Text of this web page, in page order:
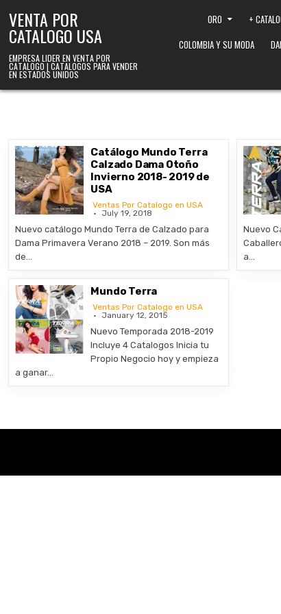
VENTA POR
CATALOGO USA
EMPRESA LIDER EN VENTA POR
CATALOGO | CATALOGOS PARA VENDER
EN ESTADOS UNIDOS
ORO +
COLOMBIA Y SU MODA
Catálogo Mundo Terra
Calzado Dama Otoño
Invierno 2018- 2019 de
USA
Ventas Por Catalogo en USA
July 19, 2018
Nuevo catálogo Mundo Terra de Calzado para
Dama Primavera Verano 2018 – 2019. Son más
de…
Nuevo
a…
Mundo Terra
Ventas Por Catalogo en USA
January 12, 2015
Nuevo Temporada 2018-2019
Incluye 4 Catalogos Inicia tu
Propio Negocio hoy y empieza
a ganar…